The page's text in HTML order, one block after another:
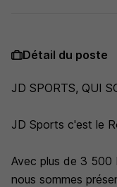
Détail du poste
JD SPORTS, QUI
JD Sports c'est le
Avec plus de 3 500
nous sommes